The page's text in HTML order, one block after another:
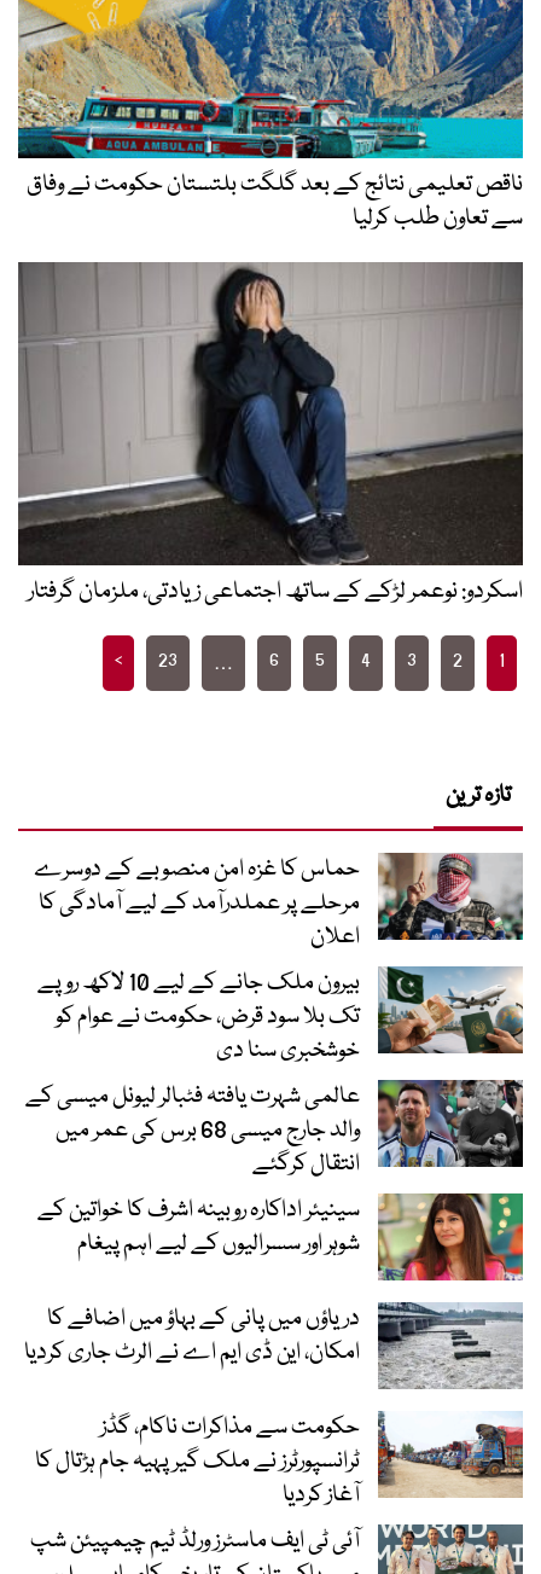
ناقص تعلیمی نتائج کے بعد گلگت بلتستان حکومت نے وفاق
سے تعاون طلب کرلیا
اسکردو: نوعمر لڑکے کے ساتھ اجتماعی زیادتی، ملزمان گرفتار
Posts
pagination
1
2
3
4
5
6
…
23
>
تازہ ترین
حماس کا غزہ امن منصوبے کے دوسرے
مرحلے پر عملدرآمد کے لیے آمادگی کا
اعلان
بیرون ملک جانے کے لیے 10 لاکھ روپے
تک بلا سود قرض، حکومت نے عوام کو
خوشخبری سنا دی
عالمی شہرت یافتہ فٹبالر لیونل میسی کے
والد جارج میسی 68 برس کی عمر میں
انتقال کرگئے
سینیئر اداکارہ روبینہ اشرف کا خواتین کے
شوہر اور سسرالیوں کے لیے اہم پیغام
دریاؤں میں پانی کے بہاؤ میں اضافے کا
امکان، این ڈی ایم اے نے الرٹ جاری کردیا
حکومت سے مذاکرات ناکام، گڈز
ٹرانسپورٹرز نے ملک گیر پہیہ جام ہڑتال کا
آغاز کردیا
آئی ٹی ایف ماسٹرز ورلڈ ٹیم چیمپیئن شپ